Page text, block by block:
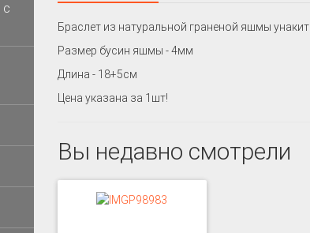
Браслет из натуральной граненой яшмы унакит
Размер бусин яшмы - 4мм
Длина - 18+5см
Цена указана за 1шт!
Вы недавно смотрели
с